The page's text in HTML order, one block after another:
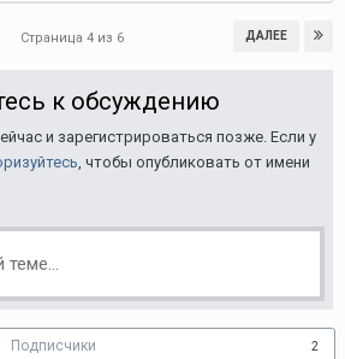
ДАЛЕЕ
Страница 4 из 6
к обсуждению
и зарегистрироваться позже. Если у
, чтобы опубликовать от имени
теме...
Подписчики 2